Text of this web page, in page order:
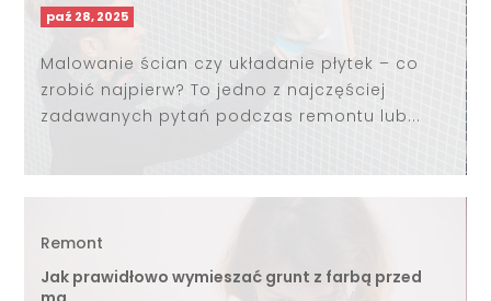
paź 28, 2025
Malowanie ścian czy układanie płytek – co
zrobić najpierw? To jedno z najczęściej
zadawanych pytań podczas remontu lub...
Remont
Jak prawidłowo wymieszać grunt z farbą przed